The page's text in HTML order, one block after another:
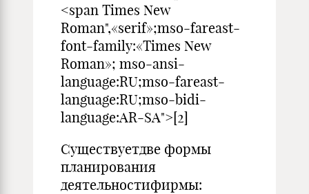
<span Times New
Roman",«serif»;mso-fareast-
font-family:«Times New
Roman»; mso-ansi-
language:RU;mso-fareast-
language:RU;mso-bidi-
language:AR-SA">[2]
Существуетдве формы
планирования
деятельностифирмы: